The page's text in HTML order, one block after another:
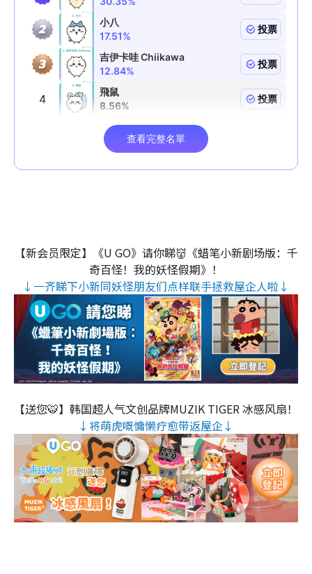
【新会员限定】《U GO》请你睇👹《蜡笔小新剧场版：千
奇百怪！我的妖怪假期》！
↓一齐睇下小新同妖怪朋友们点样联手拯救屋企人啦↓
【送您🐯】韩国超人气文创品牌MUZIK TIGER 冰感风扇！
↓将萌虎嘅慵懒疗愈带返屋企↓